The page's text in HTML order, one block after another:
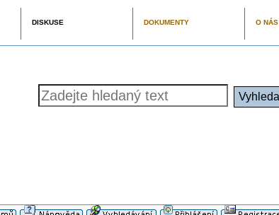
DISKUSE DOKUMENTY O NÁS